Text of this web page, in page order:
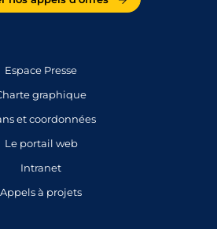
Espace Presse
graphique
et coordonnées
Le portail web
Intranet
Appels à projets